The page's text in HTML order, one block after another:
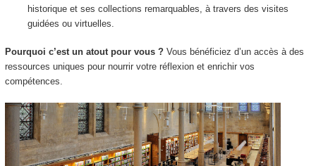
historique et ses collections remarquables, à travers des visites
guidées ou virtuelles.
Pourquoi c’est un atout pour vous ? Vous bénéficiez d’un accès à des
ressources uniques pour nourrir votre réflexion et enrichir vos
compétences.